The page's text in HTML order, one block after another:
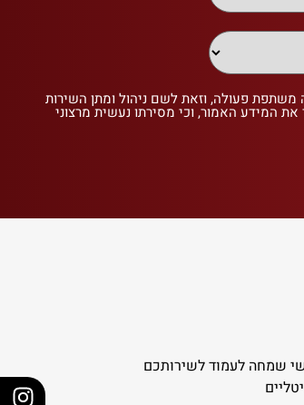
פעולה, וזאת לשם ניהול ומתן השירות
את המידע האמור, וכי מסירתו נעשית מרצוני
שמחה לעמוד לשירותכם